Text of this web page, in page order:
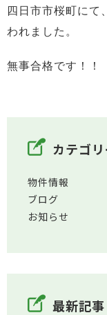
四日市市桜町にて
われました。
無事合格です！！
カテゴリ
物件情報
ブログ
お知らせ
最新記事